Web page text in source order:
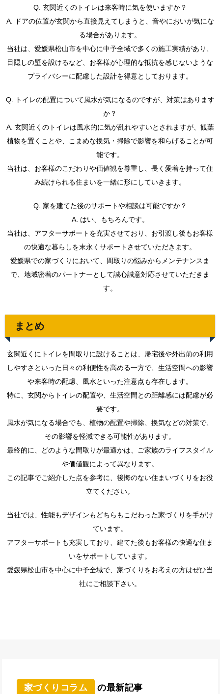
Q. 玄関近くのトイレは来客時に気を使いますか？
A. ドアの位置が玄関から直接見えてしまうと、音やにおいが気にな
る場合があります。
当社は、愛媛県松山市を中心に中予全域で多くの施工実績があり、
目隠しの壁を設けるなど、お客様が心理的な抵抗を感じないような
プライバシーに配慮した設計を得意としております。
Q. トイレの配置について風水が気になるのですが、対策はあります
か？
A. 玄関近くのトイレは風水的に気が乱れやすいとされますが、観葉
植物を置くことや、こまめな換気・掃除で影響を和らげることが可
能です。
当社は、お客様のこだわりや価値観を尊重し、長く愛着を持って住
み続けられる住まいを一緒に形にしていきます。
Q. 家を建てた後のサポートや相談は可能ですか？
A. はい、もちろんです。
当社は、アフターサポートを充実させており、お引渡し後もお客様
の快適な暮らしを末永くサポートさせていただきます。
愛媛県での家づくりにおいて、間取りの悩みからメンテナンスま
で、地域密着のパートナーとして誠心誠意対応させていただきま
す。
まとめ
玄関近くにトイレを間取りに設けることは、帰宅後や外出前の利用
しやすさといった日々の利便性を高める一方で、生活空間への影響
や来客時の配慮、風水といった注意点も存在します。
特に、玄関からトイレの配置や、生活空間との距離感には配慮が必
要です。
風水が気になる場合でも、植物の配置や掃除、換気などの対策で、
その影響を軽減できる可能性があります。
最終的に、どのような間取りが最適かは、ご家族のライフスタイル
や価値観によって異なります。
この記事でご紹介した点を参考に、後悔のない住まいづくりをお役
立てください。
当社では、性能もデザインもどちらもこだわった家づくりを手がけ
ています。
アフターサポートも充実しており、建てた後もお客様の快適な住ま
いをサポートしています。
愛媛県松山市を中心に中予全域で、家づくりをお考えの方はぜひ当
社にご相談下さい。
家づくりコラム の最新記事